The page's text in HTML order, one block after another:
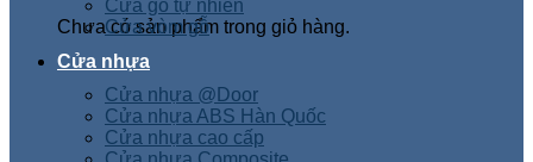
Chưa có sản phẩm trong giỏ hàng.
Cửa gỗ tự nhiên
Cửa vòm gỗ
Cửa nhựa
Cửa nhựa @Door
Cửa nhựa ABS Hàn Quốc
Cửa nhựa cao cấp